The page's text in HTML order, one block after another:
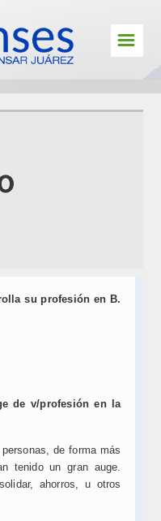
☰
su profesión en B.
de v/profesión en la
de forma más
tenido un gran auge.
ahorros, u otros